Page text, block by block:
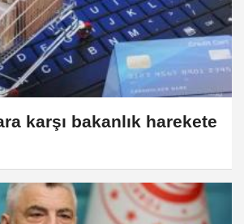
karşı bakanlık harekete